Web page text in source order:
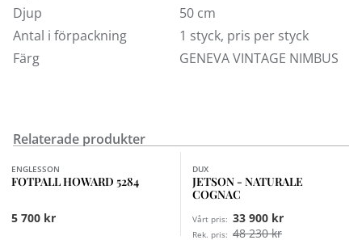
Djup
50 cm
Antal i förpackning
1 styck, pris per styck
Färg
GENEVA VINTAGE NIMBUS
Relaterade produkter
Finns i fler val (9)
ENGLESSON
FOTPALL HOWARD 5284
5 700 kr
DUX
JETSON - NATURALE
COGNAC
Vårt pris: 33 900 kr
Rek. pris: 48 230 kr